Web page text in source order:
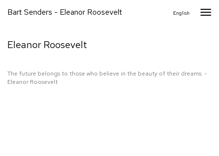
Bart Senders - Eleanor Roosevelt English
Eleanor Roosevelt
The future belongs to those who believe in the beauty of their dreams. -
Eleanor Roosevelt